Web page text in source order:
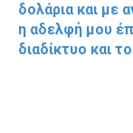
δολάρια και με
η αδελφή μου
διαδίκτυο και